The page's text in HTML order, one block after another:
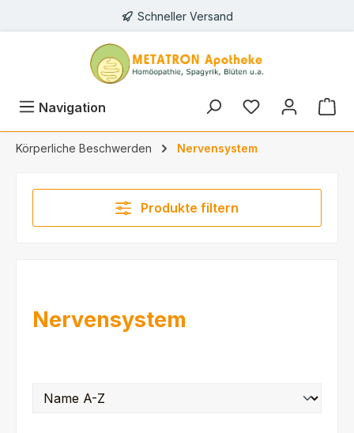
Schneller Versand
Navigation Du hast 0
Körperliche Beschwerden Nervensystem
Produkte filtern
Nervensystem